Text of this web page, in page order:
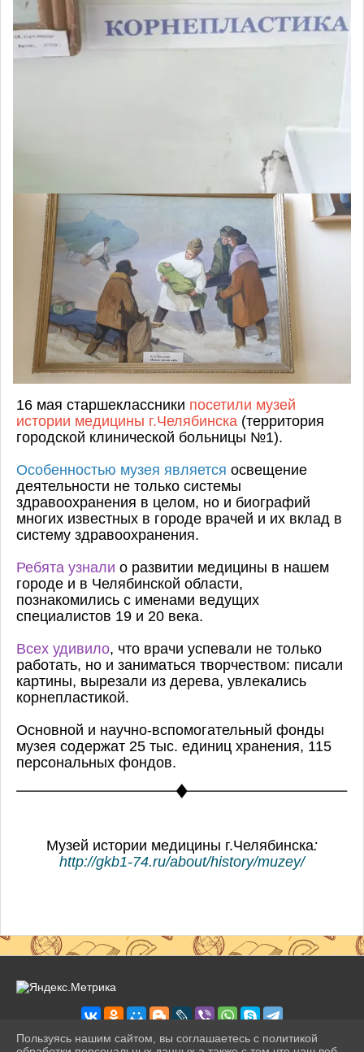
16 мая старшеклассники посетили музей
истории медицины г.Челябинска (территория
городской клинической больницы №1).
Особенностью музея является освещение
деятельности не только системы
здравоохранения в целом, но и биографий
многих известных в городе врачей и их вклад в
систему здравоохранения.
Ребята узнали о развитии медицины в нашем
городе и в Челябинской области,
познакомились с именами ведущих
специалистов 19 и 20 века.
Всех удивило, что врачи успевали не только
работать, но и заниматься творчеством: писали
картины, вырезали из дерева, увлекались
корнепластикой.
Основной и научно-вспомогательный фонды
музея содержат 25 тыс. единиц хранения, 115
персональных фондов.
Музей истории медицины г.Челябинска:
http://gkb1-74.ru/about/history/muzey/
Пользуясь нашим сайтом, вы соглашаетесь с политикой